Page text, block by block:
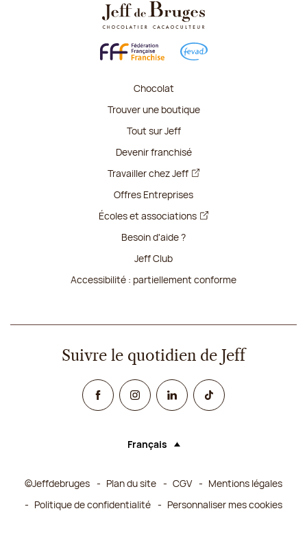
Chocolat
Trouver une boutique
Tout sur Jeff
Devenir franchisé
Travailler chez Jeff
Offres Entreprises
Écoles et associations
Besoin d'aide ?
Jeff Club
Accessibilité : partiellement conforme
Suivre le quotidien de Jeff
FacebookInstagramLinked InTikTok
Langue (sélectionner une option
Français
©Jeffdebruges Plan du site CGV
Mentions légales
Politique de confidentialité
Personnaliser mes cookies